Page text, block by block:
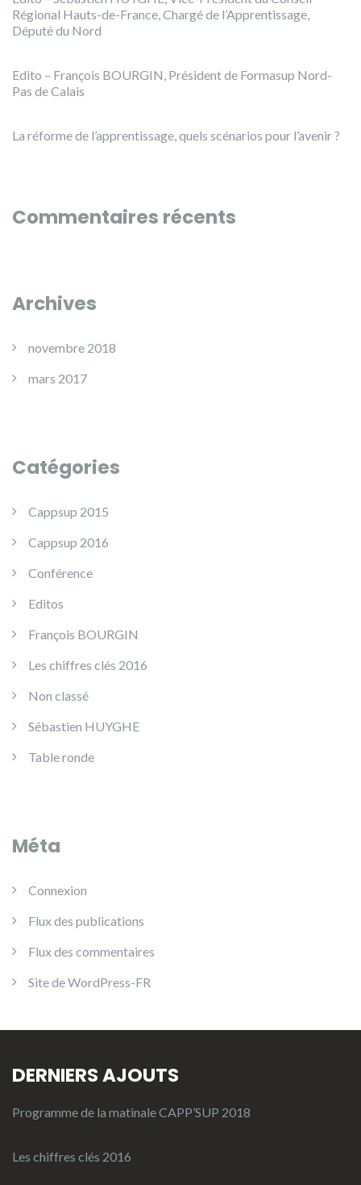
Régional Hauts-de-France, Chargé de l’Apprentissage,
Député du Nord
Edito – François BOURGIN, Président de Formasup Nord-
Pas de Calais
La réforme de l’apprentissage, quels scénarios pour l’avenir ?
Commentaires récents
Archives
novembre 2018
mars 2017
Catégories
Cappsup 2015
Cappsup 2016
Conférence
Editos
François BOURGIN
Les chiffres clés 2016
Non classé
Sébastien HUYGHE
Table ronde
Méta
Connexion
Flux des publications
Flux des commentaires
Site de WordPress-FR
DERNIERS AJOUTS
Programme de la matinale CAPP’SUP 2018
Les chiffres clés 2016